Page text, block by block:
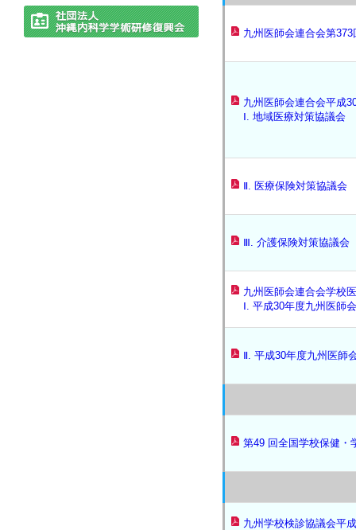
九州医師会連合会第
九州医師会連合会平成
Ⅰ. 地域医療対策協議会
Ⅱ. 医療保険対策協議会
Ⅲ. 介護保険対策協議会
九州医師会連合会学校
Ⅰ. 平成30年度九州医師
Ⅱ. 平成30年度九州医師
第49 回全国学校保健・
九州学校検診協議会平